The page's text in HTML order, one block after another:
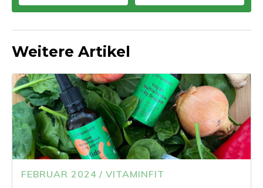
Weitere Artikel
FEBRUAR 2024 / VITAMINFIT